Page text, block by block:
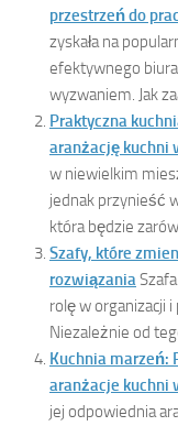
przestrzeń do
zyskała na
efektywnego
wyzwaniem. Jak
Praktyczna
aranżację kuchni
w niewielkim
jednak przynieść
która będzie
Szafy, które
rozwiązania
rolę w organizacji
Niezależnie od
Kuchnia marzeń:
aranżacje kuchni
jej odpowiednia